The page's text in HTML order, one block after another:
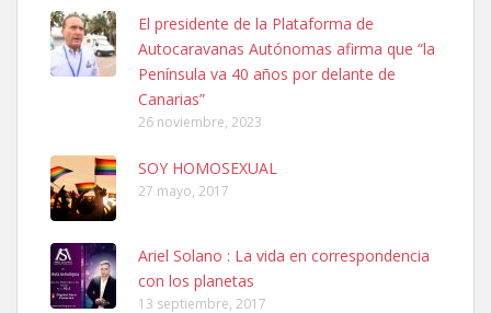
SHIBA PERDIDO AVDA JOSE MESA Y LOPEZ
PERRO MACHO RAZA SHIBA CON MICROCHIP PERDIDO HOY
06/07/2025 ZONA MESA Y LOPEZ. ES MUY ASUSTADIZO
Leales.org » Gran Canaria
6.7.2025
Ninfa perdida
El día 5 se los perdió una ninfa papillera, asustada tiene miedo a la
El presidente de la Plataforma de
Autocaravanas Autónomas afirma que “la
Península va 40 años por delante de
Canarias”
26 noviembre, 2023
SOY HOMOSEXUAL
27 mayo, 2017
Ariel Solano : La vida en correspondencia
con los planetas
13 septiembre, 2017